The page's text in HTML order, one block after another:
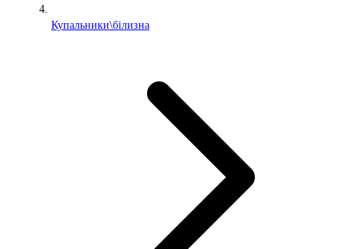
Купальники\білизна